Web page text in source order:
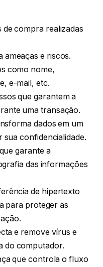
compra realizadas
e riscos.
como nome,
e-mail, etc.
que garantem a
uma transação.
dados em um
confidencialidade.
garante a
das informações
de hipertexto
para proteger as
e remove vírus e
do computador.
que controla o fluxo